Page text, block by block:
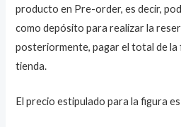
producto en Pre-order, es decir,
como depósito para realizar la
posteriormente, pagar el total de la
tienda.
El precio estipulado para la figura